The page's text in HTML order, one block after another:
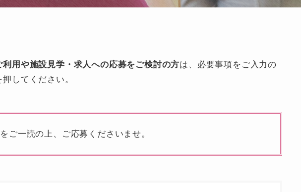
利用や施設見学・求人への応募をご検討の方は、必要事項をご入力の
してください。
をご一読の上、ご応募くださいませ。